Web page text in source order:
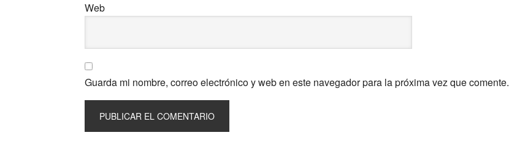
Web
Guarda mi nombre, correo electrónico y web en este navegador para la próxima vez que comente.